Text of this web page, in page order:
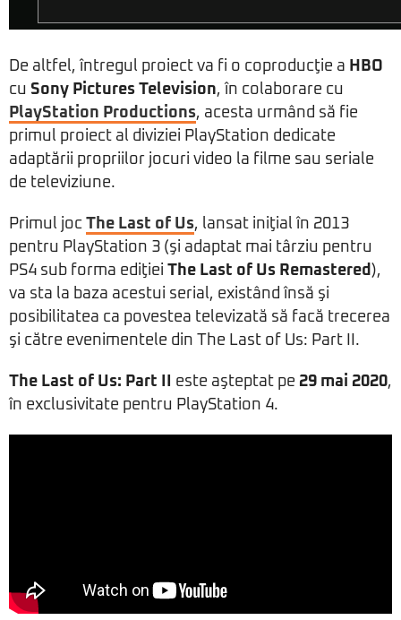
De altfel, întregul proiect va fi o coproducţie a HBO
cu Sony Pictures Television, în colaborare cu
PlayStation Productions, acesta urmând să fie
primul proiect al diviziei PlayStation dedicate
adaptării propriilor jocuri video la filme sau seriale
de televiziune.
Primul joc The Last of Us, lansat iniţial în 2013
pentru PlayStation 3 (şi adaptat mai târziu pentru
PS4 sub forma ediţiei The Last of Us Remastered ),
va sta la baza acestui serial, existând însă şi
posibilitatea ca povestea televizată să facă trecerea
şi către evenimentele din The Last of Us: Part II.
The Last of Us: Part II este aşteptat pe 29 mai 2020,
în exclusivitate pentru PlayStation 4.